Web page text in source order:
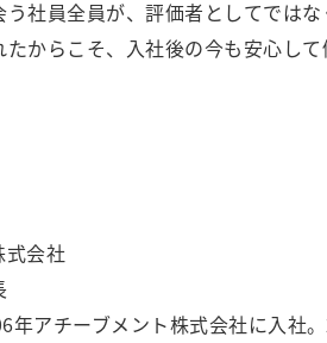
う社員全員が、評価者としてでは
からこそ、入社後の今も安心し
式会社
年アチーブメント株式会社に入社